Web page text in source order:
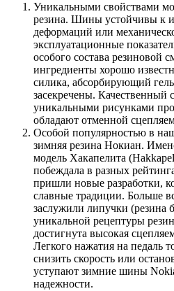
Уникальными свойствами
резина. Шины устойчивы к
деформаций или
эксплуатационные
особого состава резиновой
ингредиенты хорошо
силика, абсорбирующий
засекречены. Качественный
уникальными рисунками
обладают отменной
Особой популярностью в
зимняя резина Нокиан.
модель Хакапелита
побеждала в разных
пришли новые разработки,
славные традиции. Больше
заслужили липучки (резина
уникальной рецептуры
достигнута высокая
Легкого нажатия на педаль
снизить скорость или
уступают зимние шины
надежности.